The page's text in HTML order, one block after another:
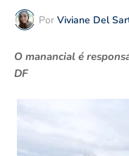
Por Viviane Del
O manancial é
DF